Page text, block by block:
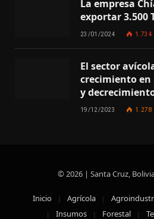
La empresa
exportar 3.500
23/01/2024 1.734
El sector
crecimiento en
y
19/12/2023 1.278
© 2026 | Santa Cruz,
Inicio Agrícola
Insumos
Forestal